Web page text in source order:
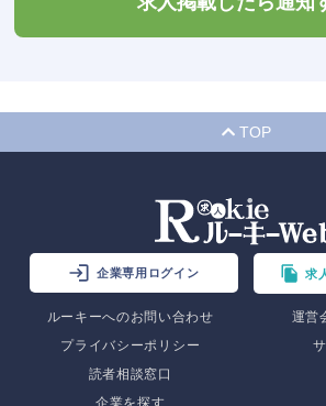
TOP
企業専用ログイン 求
ルーキーへのお問い合わせ
運営
プライバシーポリシー
読者相談窓口
企業を探す